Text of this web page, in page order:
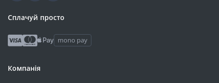
Сплачуй просто
mono pay
Компанія